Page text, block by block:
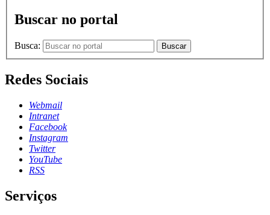
Buscar no portal
Busca: Buscar
Redes Sociais
Webmail
Intranet
Facebook
Instagram
Twitter
YouTube
RSS
Serviços